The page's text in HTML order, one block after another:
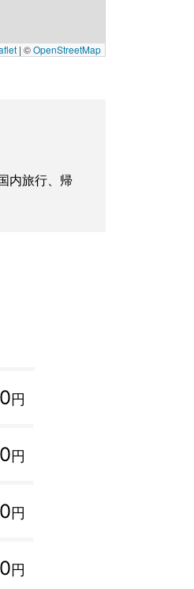
| ©OpenStreetMap
内旅行、帰
円
円
円
円